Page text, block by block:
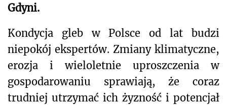
Gdyni.
Kondycja gleb w Polsce od lat budzi
niepokój ekspertów. Zmiany klimatyczne,
erozja i wieloletnie uproszczenia w
gospodarowaniu sprawiają, że coraz
trudniej utrzymać ich żyzność i potencjał